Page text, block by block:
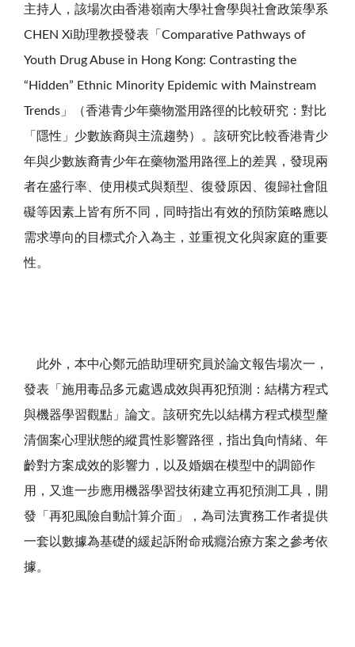
主持人，該場次由香港嶺南大學社會學與社會政策學系
CHEN Xi助理教授發表「Comparative Pathways of
Youth Drug Abuse in Hong Kong: Contrasting the
“Hidden” Ethnic Minority Epidemic with Mainstream
Trends」（香港青少年藥物濫用路徑的比較研究：對比
「隱性」少數族裔與主流趨勢）。該研究比較香港青少
年與少數族裔青少年在藥物濫用路徑上的差異，發現兩
者在盛行率、使用模式與類型、復發原因、復歸社會阻
礙等因素上皆有所不同，同時指出有效的預防策略應以
需求導向的目標式介入為主，並重視文化與家庭的重要
性。
此外，本中心鄭元皓助理研究員於論文報告場次一，
發表「施用毒品多元處遇成效與再犯預測：結構方程式
與機器學習觀點」論文。該研究先以結構方程式模型釐
清個案心理狀態的縱貫性影響路徑，指出負向情緒、年
齡對方案成效的影響力，以及婚姻在模型中的調節作
用，又進一步應用機器學習技術建立再犯預測工具，開
發「再犯風險自動計算介面」，為司法實務工作者提供
一套以數據為基礎的緩起訴附命戒癮治療方案之參考依
據。